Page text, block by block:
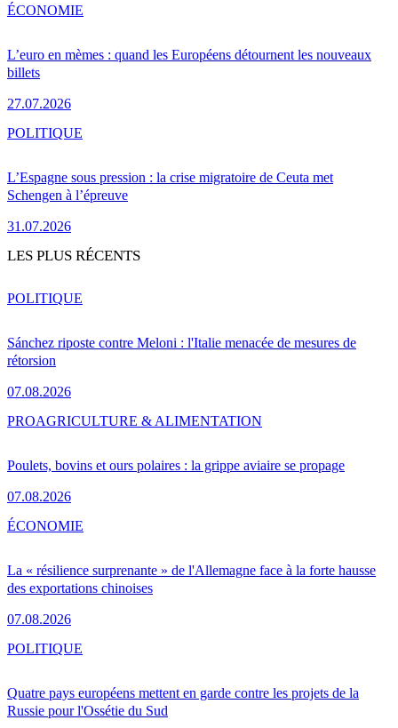
L’euro en mèmes : quand les Européens détournent les nouveaux
billets
27.07.2026
ÉCONOMIE
L’Espagne sous pression : la crise migratoire de Ceuta met
Schengen à l’épreuve
31.07.2026
POLITIQUE
LES PLUS RÉCENTS
Sánchez riposte contre Meloni : l'Italie menacée de mesures de
rétorsion
07.08.2026
POLITIQUE
Poulets, bovins et ours polaires : la grippe aviaire se propage
07.08.2026
PROAGRICULTURE & ALIMENTATION
La « résilience surprenante » de l'Allemagne face à la forte hausse
des exportations chinoises
07.08.2026
ÉCONOMIE
Quatre pays européens mettent en garde contre les projets de la
Russie pour l'Ossétie du Sud
POLITIQUE